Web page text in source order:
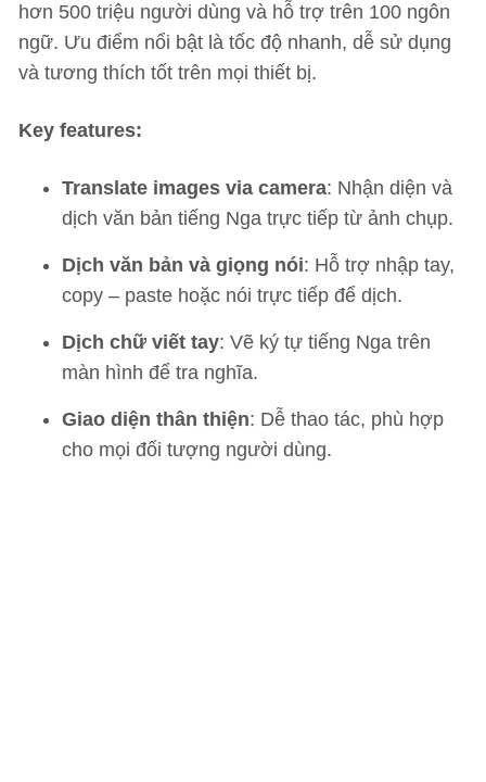
hơn 500 triệu người dùng và hỗ trợ trên 100 ngôn
ngữ. Ưu điểm nổi bật là tốc độ nhanh, dễ sử dụng
và tương thích tốt trên mọi thiết bị.
Key features:
Translate images via camera: Nhận diện và
dịch văn bản tiếng Nga trực tiếp từ ảnh chụp.
Dịch văn bản và giọng nói: Hỗ trợ nhập tay,
copy – paste hoặc nói trực tiếp để dịch.
Dịch chữ viết tay: Vẽ ký tự tiếng Nga trên
màn hình để tra nghĩa.
Giao diện thân thiện: Dễ thao tác, phù hợp
cho mọi đối tượng người dùng.